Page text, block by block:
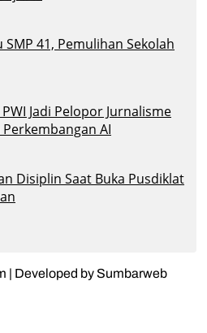
41, Pemulihan Sekolah
Jadi Pelopor Jurnalisme
AI
Disiplin Saat Buka Pusdiklat
| Developed by Sumbarweb